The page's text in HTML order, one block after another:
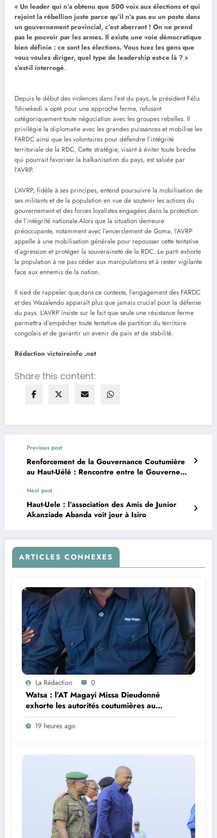
« Un leader qui n’a obtenu que 500 voix aux élections et qui
rejoint la rébellion juste parce qu’il n’a pas eu un poste dans
un gouvernement provincial, c’est aberrant ! On ne prend
pas le pouvoir par les armes. Il existe une voie démocratique
bien définie : ce sont les élections. Vous tuez les gens que
vous voulez diriger, quel type de leadership est-ce là ? »
s’est-il interrogé.
Depuis le début des violences dans l’est du pays, le président Félix
Tshisekedi a opté pour une approche ferme, refusant
catégoriquement toute négociation avec les groupes rebelles. Il
privilégie la diplomatie avec les grandes puissances et mobilise les
FARDC ainsi que les volontaires pour défendre l’intégrité
territoriale de la RDC. Cette stratégie, visant à éviter toute brèche
qui pourrait favoriser la balkanisation du pays, est saluée par
l’AVRP.
L’AVRP, fidèle à ses principes, entend poursuivre la mobilisation de
ses militants et de la population en vue de soutenir les actions du
gouvernement et des forces loyalistes engagées dans la protection
de l’intégrité nationale.Alors que la situation demeure
préoccupante, notamment avec l’encerclement de Goma, l’AVRP
appelle à une mobilisation générale pour repousser cette tentative
d’agression et protéger la souveraineté de la RDC. Le parti exhorte
la population à ne pas céder aux manipulations et à rester vigilante
face aux ennemis de la nation.
Il sied de rappeler que,dans ce contexte, l’engagement des FARDC
et des Wazalendo apparaît plus que jamais crucial pour la défense
du pays. L’AVRP insiste sur le fait que seule une résistance ferme
permettra d’empêcher toute tentative de partition du territoire
congolais et de garantir un avenir de paix et de stabilité.
Rédaction victoireinfo .net
Share this content:
Previous post
Renforcement de la Gouvernance Coutumière
au Haut-Uélé : Rencontre entre le Gouverneur
Next post
Haut-Uele : l’association des Amis de Junior
Akanziade Abanda voit jour à Isiro
ARTICLES CONNEXES
La Rédaction 0
Watsa : l’AT Magayi Missa Dieudonné
exhorte les autorités coutumières au
recensement et à l’identification de la
population en vue de renforcer la
19 heures ago